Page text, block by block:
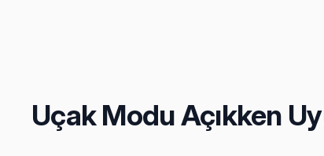
Uçak Modu Açıkken